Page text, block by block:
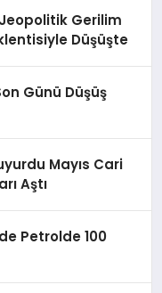
Gerilim
Düşüşte
Günü Düşüş
Mayıs Cari
Aştı
Petrolde 100